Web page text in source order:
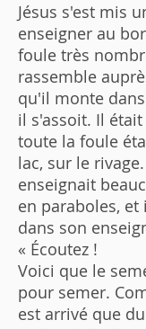
Jésus s'est mis
enseigner au
foule très
rassemble
qu'il monte
il s'assoit. Il
toute la foule
lac, sur le
enseignait
en paraboles,
dans son
« Écoutez !
Voici que le
pour semer.
est arrivé que